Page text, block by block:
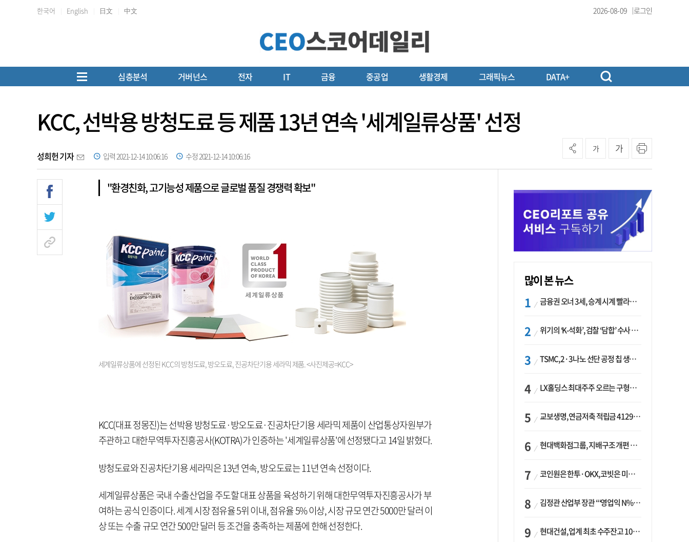
한국어 English 日文 中文 2026-08-09 로그인
심층분석 거버넌스 전자 IT 금융 중공업 생활경제 그래픽뉴스 DATA+
KCC, 선박용 방청도료 등 제품 13년 연속 '세계일류상품' 선정
성희헌 기자 입력 2021-12-14 10:06:16 수정 2021-12-14 10:06:16
가 가
"환경친화, 고기능성 제품으로 글로벌 품질 경쟁력 확보"
세계일류상품에 선정된 KCC의 방청도료, 방오도료, 진공차단기용 세라믹 제품. <사진제공=KCC>
KCC(대표 정몽진)는 선박용 방청도료·방오도료·진공차단기용 세라믹 제품이 산업통상자원부가
주관하고 대한무역투자진흥공사(KOTRA)가 인증하는 '세계일류상품'에 선정됐다고 14일 밝혔다.
방청도료와 진공차단기용 세라믹은 13년 연속, 방오도료는 11년 연속 선정이다.
세계일류상품은 국내 수출산업을 주도할 대표 상품을 육성하기 위해 대한무역투자진흥공사가 부
여하는 공식 인증이다. 세계 시장 점유율 5위 이내, 점유율 5% 이상, 시장 규모 연간 5000만 달러 이
상 또는 수출 규모 연간 500만 달러 등 조건을 충족하는 제품에 한해 선정한다.
많이 본 뉴스
금융권 오너 3세, 승계 시계 빨라지나…한국투자 ‘속도’·미래에셋·메리츠는 ‘거리두기’
위기의 ‘K-석화’, 검찰 ‘담합’ 수사 착수…“LG·한화·롯데 등 7개 업체, 8개 제품 가격 담합”
TSMC, 2·3나노 선단 공정 칩 생산 가속화…삼성, 파운드리 확장 변수 맞나
LX홀딩스 최대주주 오르는 구형모 사장…계열사 실적 개선 ‘과제’
교보생명, 연금저축 적립금 4129억 증가 ‘1위’…KB라이프는 최대 감소율
현대백화점그룹, 지배구조 개편 작업…지주사 행위제한 요건 해소
코인원은 한투·OKX, 코빗은 미래에셋…중소 거래소 ‘금융 동맹’ 승부수
김정관 산업부 장관 “‘영업익 N% 성과급’ 지급 반대…주주·투자자 이익 반해”
현대건설, 업계 최초 수주잔고 100조 돌파…하반기 ‘원전’ 수주 드라이브